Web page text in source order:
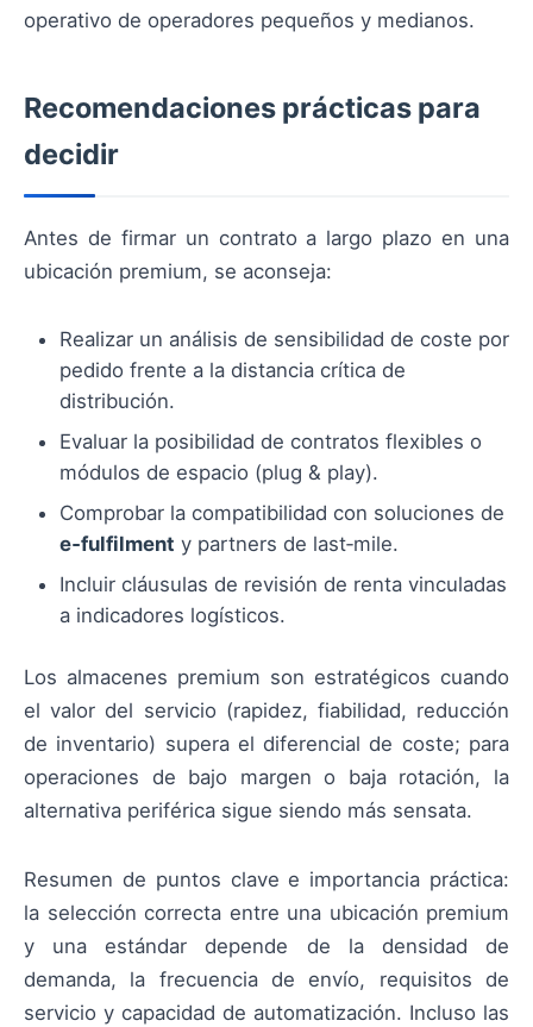
operativo de operadores pequeños y medianos.
Recomendaciones prácticas para
decidir
Antes de firmar un contrato a largo plazo en una
ubicación premium, se aconseja:
Realizar un análisis de sensibilidad de coste por
pedido frente a la distancia crítica de
distribución.
Evaluar la posibilidad de contratos flexibles o
módulos de espacio (plug & play).
Comprobar la compatibilidad con soluciones de
e‑fulfilment y partners de last‑mile.
Incluir cláusulas de revisión de renta vinculadas
a indicadores logísticos.
Los almacenes premium son estratégicos cuando
el valor del servicio (rapidez, fiabilidad, reducción
de inventario) supera el diferencial de coste; para
operaciones de bajo margen o baja rotación, la
alternativa periférica sigue siendo más sensata.
Resumen de puntos clave e importancia práctica:
la selección correcta entre una ubicación premium
y una estándar depende de la densidad de
demanda, la frecuencia de envío, requisitos de
servicio y capacidad de automatización. Incluso las